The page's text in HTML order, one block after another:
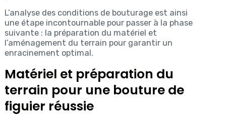
L’analyse des conditions de bouturage est ainsi
une étape incontournable pour passer à la phase
suivante : la préparation du matériel et
l’aménagement du terrain pour garantir un
enracinement optimal.
Matériel et préparation du
terrain pour une bouture de
figuier réussie